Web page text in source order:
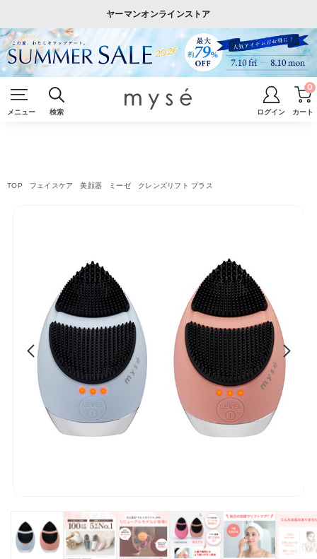
ヤーマンオンラインストア
メニュー 検索 ログイン カート
0
TOP フェイスケア 美顔器 ミーゼ クレンズリフト プラス